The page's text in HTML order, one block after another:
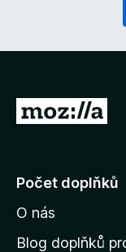
P
j
t
n
Počet doplňků
O nás
Blog doplňků